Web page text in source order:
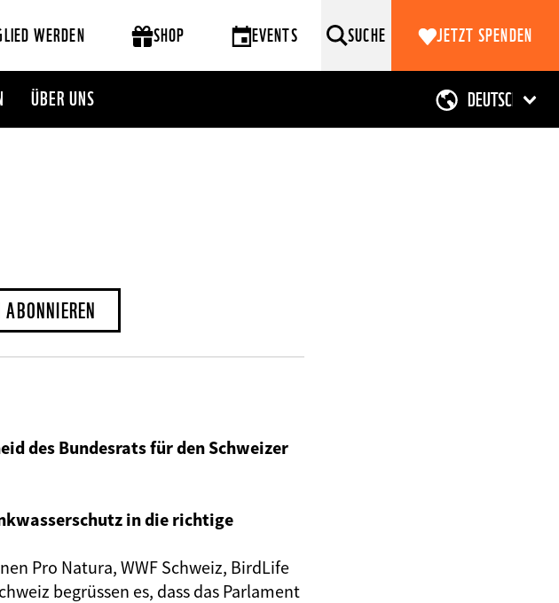
WERDEN SHOP EVENTS SUCHE JETZT SPENDEN
ÜBER UNS
des Bundesrats für den Schweizer
in die richtige
Pro Natura, WWF Schweiz, BirdLife
begrüssen es, dass das Parlament